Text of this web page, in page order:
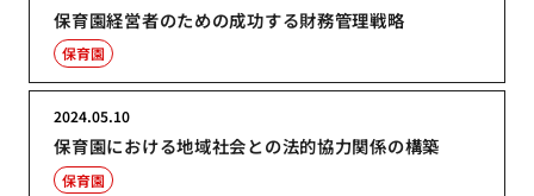
保育園経営者のための成功する財務管理戦略
保育園
保育園における地域社会との法的協力関係の構築
2024.05.10
保育園